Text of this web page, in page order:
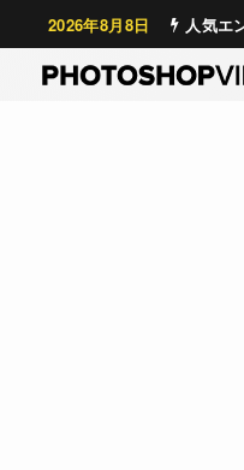
2026年8月8日 人気エ